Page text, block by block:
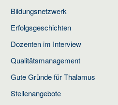
Bildungsnetzwerk
Erfolgsgeschichten
Dozenten im Interview
Qualitätsmanagement
Gute Gründe für Thalamus
Stellenangebote